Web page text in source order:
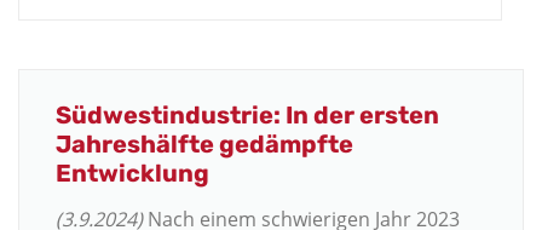
Südwestindustrie: In der ersten
Jahreshälfte gedämpfte
Entwicklung
(3.9.2024)Nach einem schwierigen Jahr 2023